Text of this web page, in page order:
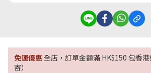
免運優惠全店，訂單金額滿 HK$150 包香
寄）